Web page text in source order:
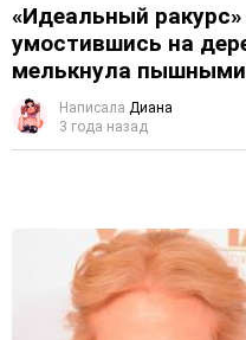
«Идеальный
умостившись на
мелькнула
Написала Диана
3 года назад